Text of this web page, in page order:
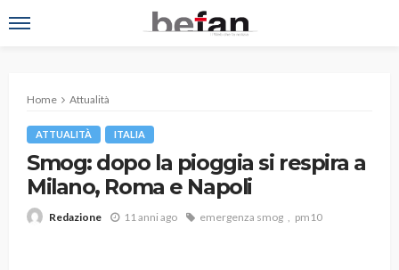
Home Attualità
ATTUALITÀ ITALIA
Smog: dopo la pioggia si respira a
Milano, Roma e Napoli
Redazione 11 anni ago emergenza smog pm10